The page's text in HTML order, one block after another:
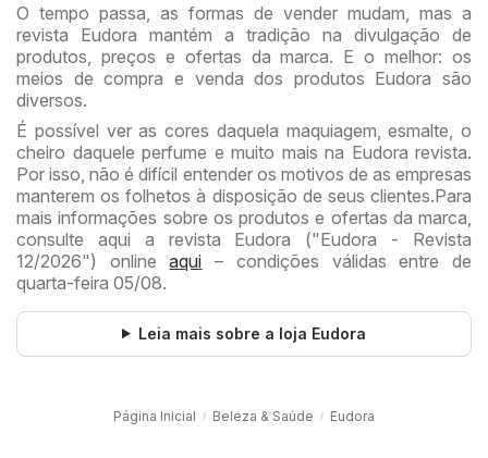
O tempo passa, as formas de vender mudam, mas a
revista Eudora mantém a tradição na divulgação de
produtos, preços e ofertas da marca. E o melhor: os
meios de compra e venda dos produtos Eudora são
diversos.
É possível ver as cores daquela maquiagem, esmalte, o
cheiro daquele perfume e muito mais na Eudora revista.
Por isso, não é difícil entender os motivos de as empresas
manterem os folhetos à disposição de seus clientes.Para
mais informações sobre os produtos e ofertas da marca,
consulte aqui a revista Eudora ("Eudora - Revista
12/2026") onlineaqui – condições válidas entre de
quarta-feira 05/08.
Leia mais sobre a loja Eudora
Página Inicial Beleza & Saúde Eudora